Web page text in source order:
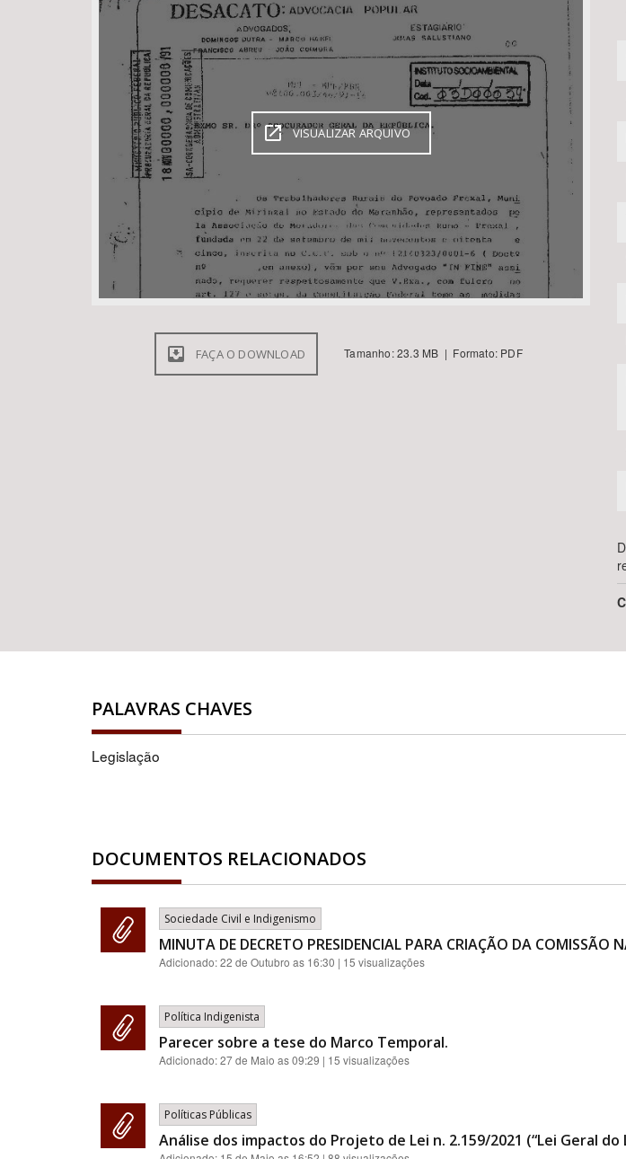
Área de Levantamento
VISUALIZAR ARQUIVO
FAÇA O DOWNLOAD Tamanho: 23.3 MB | Formato: PDF
PALAVRAS CHAVES
Legislação
DOCUMENTOS RELACIONADOS
Sociedade Civil e Indigenismo
MINUTA DE DECRETO PRESIDENCIAL PARA CRIAÇÃO DA COMISSÃO
Adicionado:22 de Outubro as 16:30 | 15 visualizações
Política Indigenista
Parecer sobre a tese do Marco Temporal.
Adicionado:27 de Maio as 09:29 | 15 visualizações
Políticas Públicas
Análise dos impactos do Projeto de Lei n. 2.159/2021 (“Lei Geral